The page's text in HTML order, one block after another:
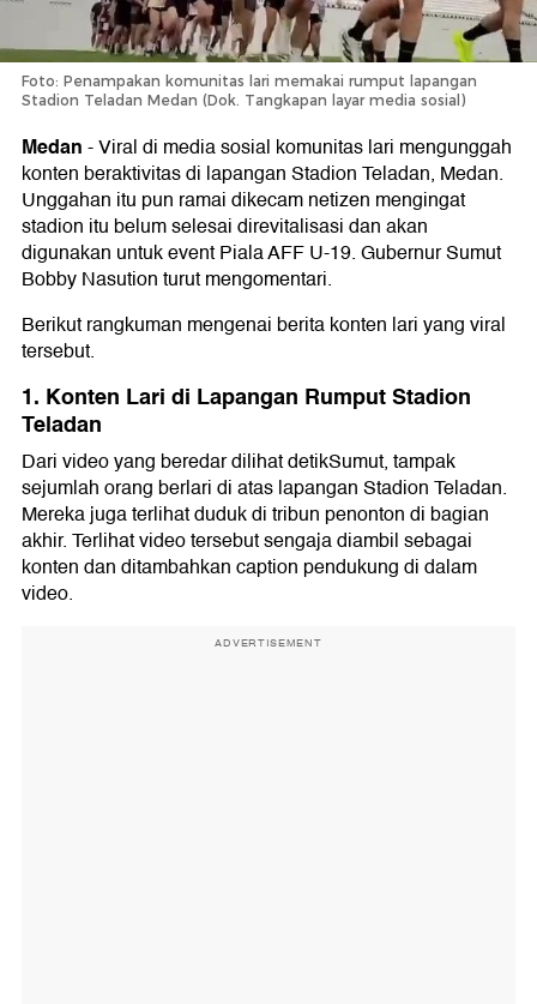
Foto: Penampakan komunitas lari memakai rumput lapangan
Stadion Teladan Medan (Dok. Tangkapan layar media sosial)
Medan-Viral di media sosial komunitas lari mengunggah
konten beraktivitas di lapangan Stadion Teladan, Medan.
Unggahan itu pun ramai dikecam netizen mengingat
stadion itu belum selesai direvitalisasi dan akan
digunakan untuk event Piala AFF U-19. Gubernur Sumut
Bobby Nasution turut mengomentari.
Berikut rangkuman mengenai berita konten lari yang viral
tersebut.
1. Konten Lari di Lapangan Rumput Stadion
Teladan
Dari video yang beredar dilihat detikSumut, tampak
sejumlah orang berlari di atas lapangan Stadion Teladan.
Mereka juga terlihat duduk di tribun penonton di bagian
akhir. Terlihat video tersebut sengaja diambil sebagai
konten dan ditambahkan caption pendukung di dalam
video.
ADVERTISEMENT